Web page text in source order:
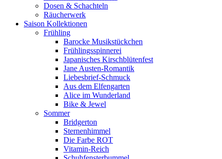
Dosen & Schachteln
Räucherwerk
Saison Kollektionen
Frühling
Barocke Musikstückchen
Frühlingsspinnerei
Japanisches Kirschblütenfest
Jane Austen-Romantik
Liebesbrief-Schmuck
Aus dem Elfengarten
Alice im Wunderland
Bike & Jewel
Sommer
Bridgerton
Sternenhimmel
Die Farbe ROT
Vitamin-Reich